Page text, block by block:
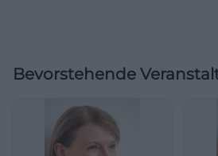
Bevorstehende